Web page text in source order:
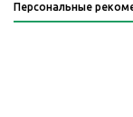
Персональные